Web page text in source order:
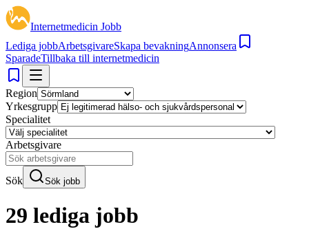
Internetmedicin Jobb
Lediga jobbArbetsgivareSkapa bevakningAnnonsera
SparadeTillbaka till internetmedicin
Region
Yrkesgrupp
Specialitet
Arbetsgivare
Sök Sök jobb
29 lediga jobb